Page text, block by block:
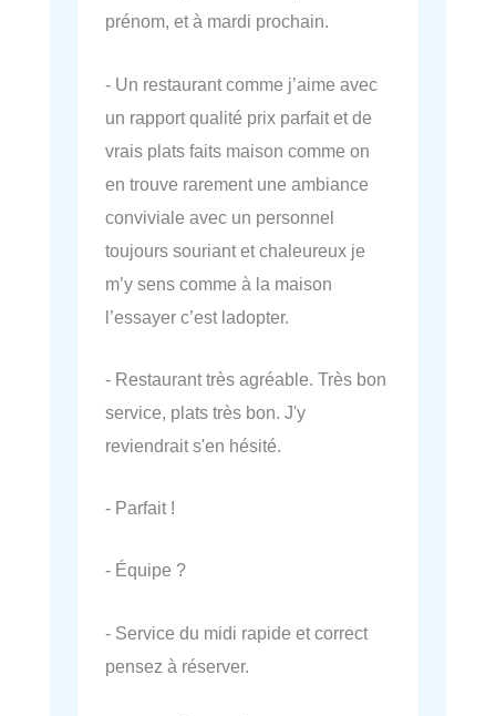
prénom, et à mardi prochain.
- Un restaurant comme j’aime avec
un rapport qualité prix parfait et de
vrais plats faits maison comme on
en trouve rarement une ambiance
conviviale avec un personnel
toujours souriant et chaleureux je
m’y sens comme à la maison
l’essayer c’est ladopter.
- Restaurant très agréable. Très bon
service, plats très bon. J'y
reviendrait s'en hésité.
- Parfait !
- Équipe ?
- Service du midi rapide et correct
pensez à réserver.